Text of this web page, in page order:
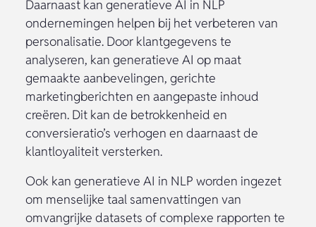
Daarnaast kan generatieve AI in NLP
ondernemingen helpen bij het verbeteren van
personalisatie. Door klantgegevens te
analyseren, kan generatieve AI op maat
gemaakte aanbevelingen, gerichte
marketingberichten en aangepaste inhoud
creëren. Dit kan de betrokkenheid en
conversieratio’s verhogen en daarnaast de
klantloyaliteit versterken.
Ook kan generatieve AI in NLP worden ingezet
om menselijke taal samenvattingen van
omvangrijke datasets of complexe rapporten te